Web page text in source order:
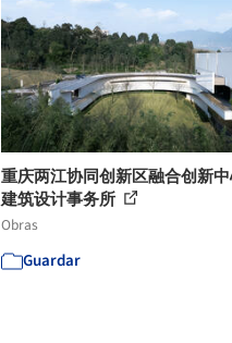
重庆两江协同创新区融合创新
建筑设计事务所
Obras
Guardar